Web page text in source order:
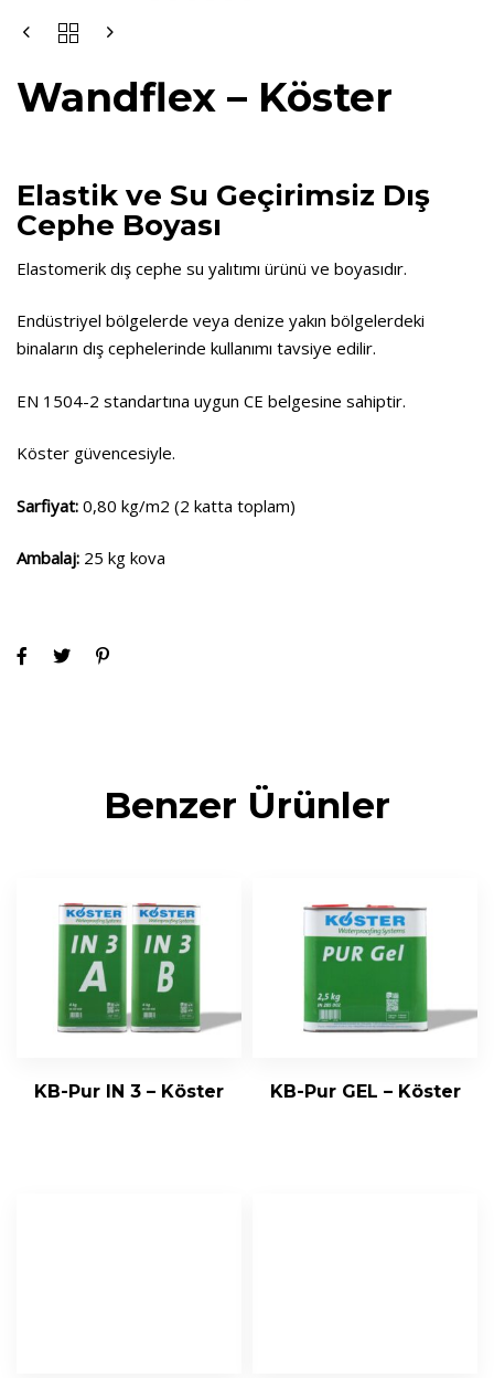
Wandflex – Köster
Elastik ve Su Geçirimsiz Dış
Cephe Boyası
Elastomerik dış cephe su yalıtımı ürünü ve boyasıdır.
Endüstriyel bölgelerde veya denize yakın bölgelerdeki
binaların dış cephelerinde kullanımı tavsiye edilir.
EN 1504-2 standartına uygun CE belgesine sahiptir.
Köster güvencesiyle.
Sarfiyat: 0,80 kg/m2 (2 katta toplam)
Ambalaj: 25 kg kova
Benzer Ürünler
KB-Pur IN 3 – Köster KB-Pur GEL – Köster